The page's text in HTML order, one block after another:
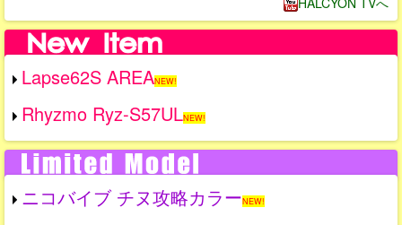
Lapse62S AREANEW!
Rhyzmo Ryz-S57ULNEW!
ニコバイブ チヌ攻略カラーNEW!